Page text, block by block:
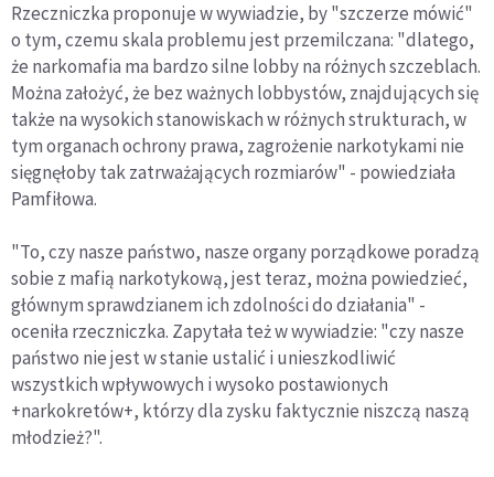
Rzeczniczka proponuje w wywiadzie, by "szczerze mówić"
o tym, czemu skala problemu jest przemilczana: "dlatego,
że narkomafia ma bardzo silne lobby na różnych szczeblach.
Można założyć, że bez ważnych lobbystów, znajdujących się
także na wysokich stanowiskach w różnych strukturach, w
tym organach ochrony prawa, zagrożenie narkotykami nie
sięgnęłoby tak zatrważających rozmiarów" - powiedziała
Pamfiłowa.
"To, czy nasze państwo, nasze organy porządkowe poradzą
sobie z mafią narkotykową, jest teraz, można powiedzieć,
głównym sprawdzianem ich zdolności do działania" -
oceniła rzeczniczka. Zapytała też w wywiadzie: "czy nasze
państwo nie jest w stanie ustalić i unieszkodliwić
wszystkich wpływowych i wysoko postawionych
+narkokretów+, którzy dla zysku faktycznie niszczą naszą
młodzież?".